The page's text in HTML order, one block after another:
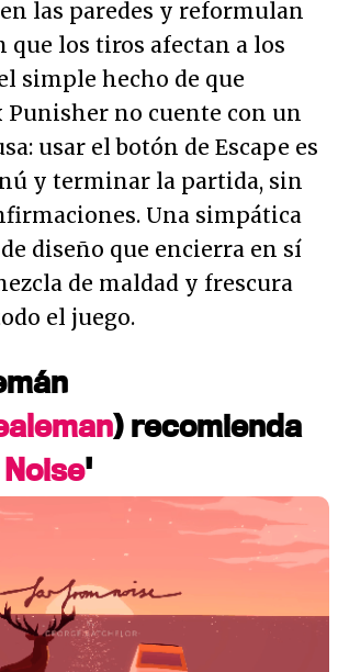
las paredes y reformulan
que los tiros afectan a los
simple hecho de que
no cuente con un
usar el botón de Escape es
y terminar la partida, sin
Una simpática
diseño que encierra en sí
de maldad y frescura
el juego.
) recomienda
'